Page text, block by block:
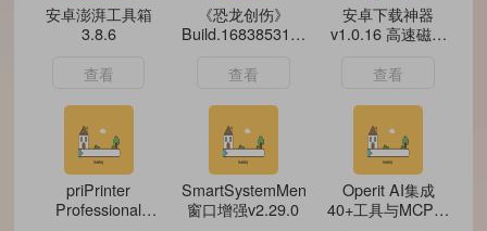
安卓澎湃工具箱
3.8.6
查看
《恐龙创伤》
Build.16838531中
查看
安卓下载神器
v1.0.16 高速磁力
查看
priPrinter
Professional
SmartSystemMenu
窗口增强v2.29.0
Operit AI集成
40+工具与MCP插